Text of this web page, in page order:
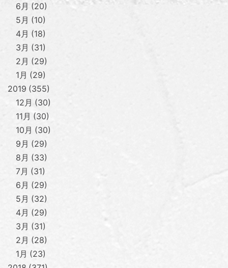
6月
20
5月
10
4月
18
3月
31
2月
29
1月
29
2019 355
12月
30
11月
30
10月
30
9月
29
8月
33
7月
31
6月
29
5月
32
4月
29
3月
31
2月
28
1月
23